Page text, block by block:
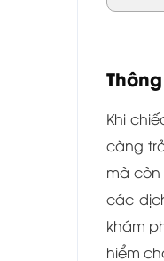
Khi
càng
mà còn
các
khám
hiểm